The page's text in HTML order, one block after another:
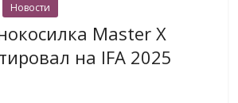
Новости
Master X
на IFA 2025